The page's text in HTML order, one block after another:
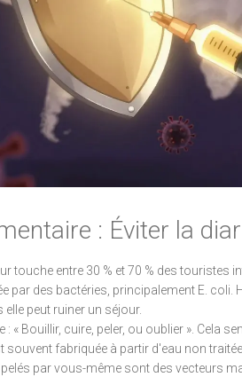
: Éviter la
touche entre 30 % et 70 % des touristes
par des bactéries, principalement E. coli.
peut ruiner un séjour.
: « Bouillir, cuire, peler, ou oublier ». Cela
souvent fabriquée à partir d'eau non
par vous-même sont des vecteurs